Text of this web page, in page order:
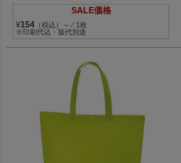
SALE価格
¥154 （税込）～ ⁄ 1枚
※印刷代込・版代別途